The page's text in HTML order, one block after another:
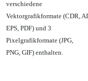
verschiedene
Vektorgrafikformate (CDR, AI
EPS, PDF) und 3
Pixelgrafikformate (JPG,
PNG, GIF) enthalten.